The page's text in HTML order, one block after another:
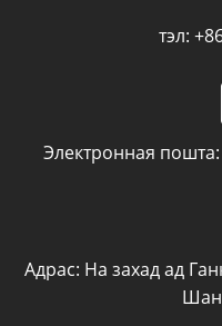
тэл:
Электронная пошта:
Адрас: На захад ад